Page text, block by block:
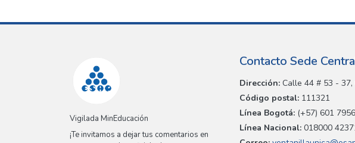
Vigilada MinEducación
¡Te invitamos a dejar tus comentarios en
Contacto Sede
Dirección: Calle 44 # 53 - 37,
Código postal: 111321
Línea Bogotá: (+57) 601
Línea Nacional: 018000